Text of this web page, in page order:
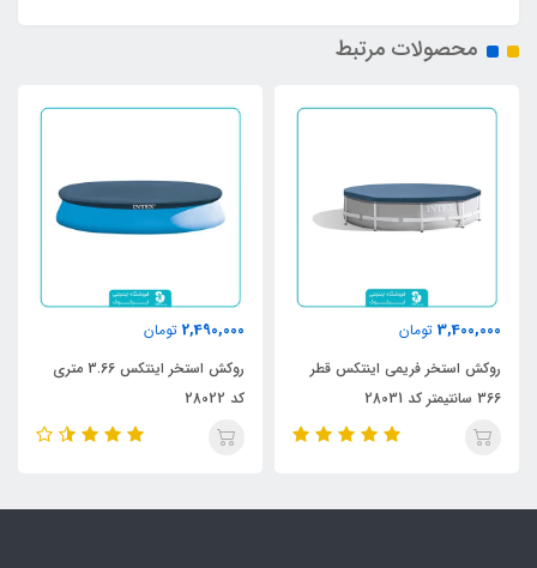
محصولات مرتبط
3,400,000 تومان
روکش استخر فریمی اینتکس قطر
366 سانتیمتر کد 28031
2,490,000 تومان
روکش استخر اینتکس 3.66 متری
کد 28022